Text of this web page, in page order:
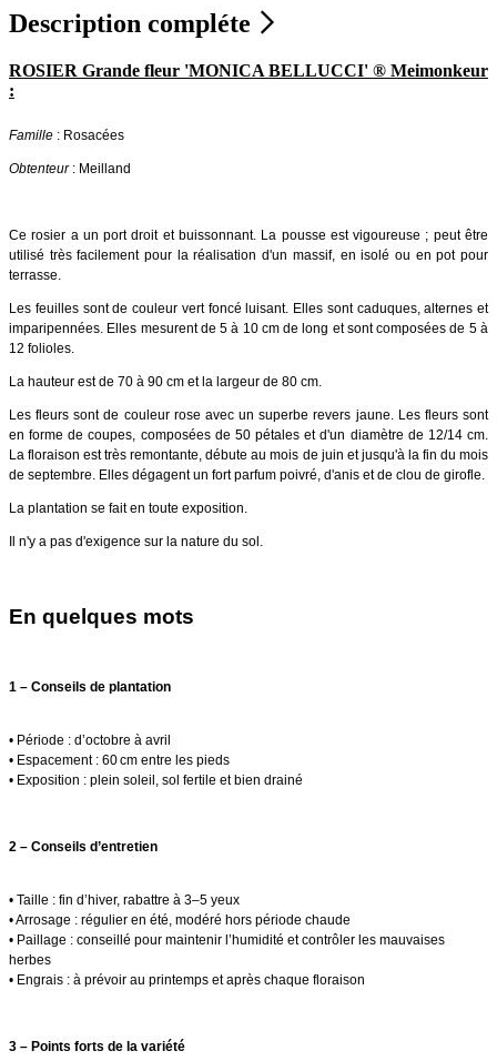
Description compléte
ROSIER Grande fleur 'MONICA BELLUCCI' ® Meimonkeur
:
Famille : Rosacées
Obtenteur: Meilland
Ce rosier a un port droit et buissonnant. La pousse est vigoureuse ; peut être
utilisé très facilement pour la réalisation d'un massif, en isolé ou en pot pour
terrasse.
Les feuilles sont de couleur vert foncé luisant. Elles sont caduques, alternes et
imparipennées. Elles mesurent de 5 à 10 cm de long et sont composées de 5 à
12 folioles.
La hauteur est de 70 à 90 cm et la largeur de 80 cm.
Les fleurs sont de couleur rose avec un superbe revers jaune. Les fleurs sont
en forme de coupes, composées de 50 pétales et d'un diamètre de 12/14 cm.
La floraison est très remontante, débute au mois de juin et jusqu'à la fin du mois
de septembre. Elles dégagent un fort parfum poivré, d'anis et de clou de girofle.
La plantation se fait en toute exposition.
Il n'y a pas d'exigence sur la nature du sol.
En quelques mots
1 – Conseils de plantation
• Période : d’octobre à avril
• Espacement : 60 cm entre les pieds
• Exposition : plein soleil, sol fertile et bien drainé
2 – Conseils d’entretien
• Taille : fin d’hiver, rabattre à 3–5 yeux
• Arrosage : régulier en été, modéré hors période chaude
• Paillage : conseillé pour maintenir l’humidité et contrôler les mauvaises
herbes
• Engrais : à prévoir au printemps et après chaque floraison
3 – Points forts de la variété